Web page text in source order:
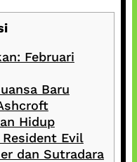
Februari
Baru
Hidup
Evil
dan Sutradara